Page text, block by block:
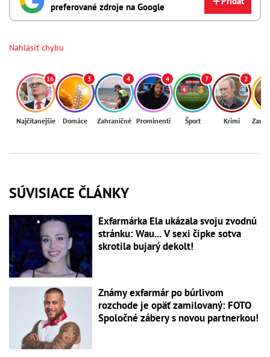
preferované zdroje na Google
Nahlásiť chybu
16
Najčítanejšie
3
Domáce
4
Zahraničné
4
Prominenti
7
Šport
2
Krimi
SÚVISIACE ČLÁNKY
Exfarmárka Ela ukázala svoju zvodnú
stránku: Wau... V sexi čipke sotva
skrotila bujarý dekolt!
Známy exfarmár po búrlivom
rozchode je opäť zamilovaný: FOTO
Spoločné zábery s novou partnerkou!